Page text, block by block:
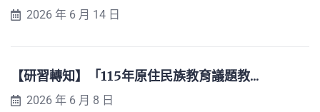
2026 年 6 月 14 日
【研習轉知】「115年原住民族教育議題教...
2026 年 6 月 8 日